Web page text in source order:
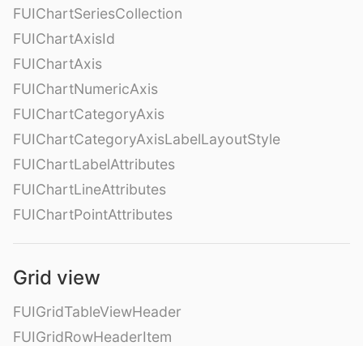
FUIChartSeriesCollection
FUIChartAxisId
FUIChartAxis
FUIChartNumericAxis
FUIChartCategoryAxis
FUIChartCategoryAxisLabelLayoutStyle
FUIChartLabelAttributes
FUIChartLineAttributes
FUIChartPointAttributes
Grid view
FUIGridTableViewHeader
FUIGridRowHeaderItem